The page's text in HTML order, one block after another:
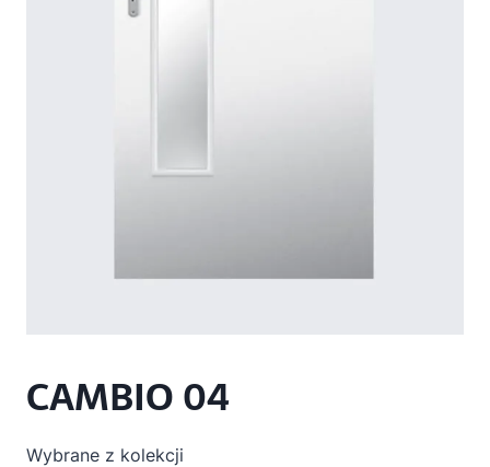
CAMBIO 04
Wybrane z kolekcji